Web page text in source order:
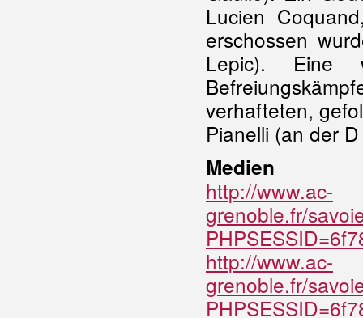
Lucien
erschossen
Lepic). Eine
verhafteten,
Pianelli (an der
Medien
http://www.ac-
grenoble.fr/
http://www.ac-
grenoble.fr/